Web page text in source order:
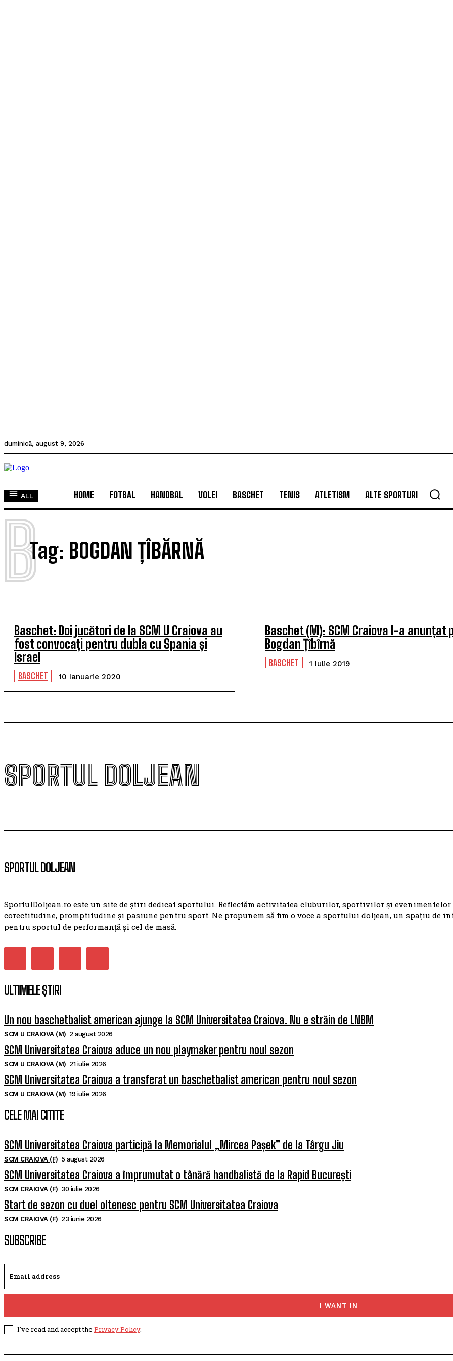
duminică, august 9, 2026
ALL HOME FOTBAL HANDBAL VOLEI BASCHET TENIS ATLETISM ALTE SPORTURI
Tag: BOGDAN ȚÎBĂRNĂ
B
Baschet: Doi jucători de la SCM U Craiova au
fost convocați pentru dubla cu Spania și
Israel
BASCHET 10 Ianuarie 2020
Baschet (M): SCM Craiova l-a anunțat
Bogdan Țîbîrnă
BASCHET 1 Iulie 2019
SPORTUL DOLJEAN
SPORTUL DOLJEAN
SportulDoljean.ro este un site de știri dedicat sportului. Reflectăm activitatea cluburilor, sportivilor și
corectitudine, promptitudine și pasiune pentru sport. Ne propunem să fim o voce a sportului doljean, un spațiu de
pentru sportul de performanță și cel de masă.
ULTIMELE ȘTIRI
Un nou baschetbalist american ajunge la SCM Universitatea Craiova. Nu e străin de LNBM
SCM U CRAIOVA (M) 2 august 2026
SCM Universitatea Craiova aduce un nou playmaker pentru noul sezon
SCM U CRAIOVA (M) 21 iulie 2026
SCM Universitatea Craiova a transferat un baschetbalist american pentru noul sezon
SCM U CRAIOVA (M) 19 iulie 2026
CELE MAI CITITE
SCM Universitatea Craiova participă la Memorialul „Mircea Pașek” de la Târgu Jiu
SCM CRAIOVA (F) 5 august 2026
SCM Universitatea Craiova a împrumutat o tânără handbalistă de la Rapid București
SCM CRAIOVA (F) 30 iulie 2026
Start de sezon cu duel oltenesc pentru SCM Universitatea Craiova
SCM CRAIOVA (F) 23 iunie 2026
SUBSCRIBE
I WANT IN
I've read and accept the Privacy Policy.